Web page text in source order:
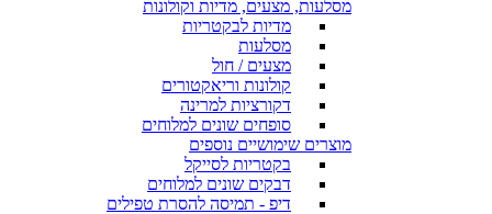
מסלעות, מצעים, מדיות וקולונות
מדיות לבקטריות
מסלעות
מצעים / חול
קולונות וריאקטורים
דקורציות למרינה
סופחים שונים למלוחים
מוצרים שימושיים נוספים
בקטריות לסייקל
דבקים שונים למלוחים
דיפ - תמיסה להסרת טפילים